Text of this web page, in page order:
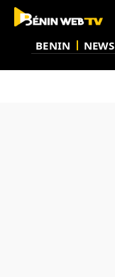
BENIN NEWS